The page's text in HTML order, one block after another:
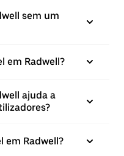
sem um
em Radwell?
ajuda a
em Radwell?